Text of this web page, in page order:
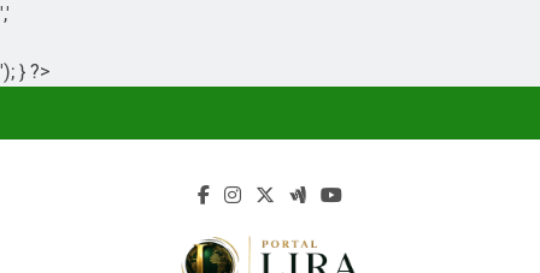
','
'); } ?>